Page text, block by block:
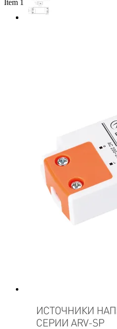
Item 1 of 2